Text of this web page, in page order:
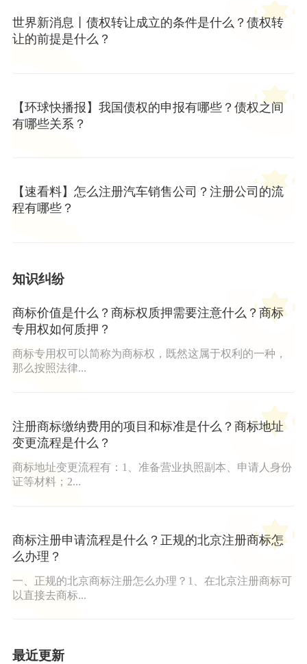
世界新消息丨债权转让成立的条件是什么？债权转
让的前提是什么？
【环球快播报】我国债权的申报有哪些？债权之间
有哪些关系？
【速看料】怎么注册汽车销售公司？注册公司的流
程有哪些？
知识纠纷
商标价值是什么？商标权质押需要注意什么？商标
专用权如何质押？
商标专用权可以简称为商标权，既然这属于权利的一种，
那么按照法律...
注册商标缴纳费用的项目和标准是什么？商标地址
变更流程是什么？
商标地址变更流程有：1、准备营业执照副本、申请人身份
证等材料；2...
商标注册申请流程是什么？正规的北京注册商标怎
么办理？
一、正规的北京商标注册怎么办理？1、在北京注册商标可
以直接去商标...
最近更新